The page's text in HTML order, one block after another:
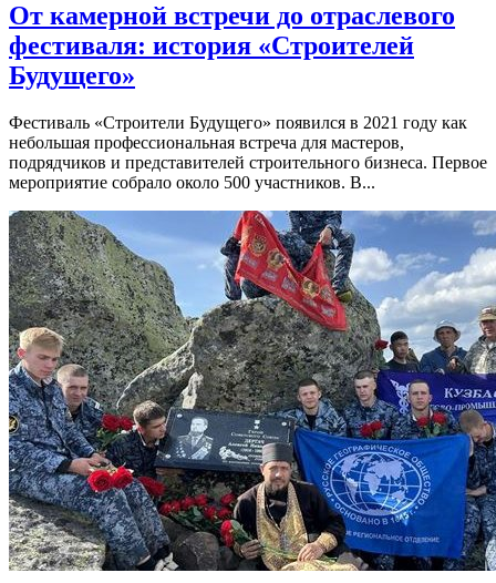
От камерной встречи до отраслевого
фестиваля: история «Строителей
Будущего»
Фестиваль «Строители Будущего» появился в 2021 году как
небольшая профессиональная встреча для мастеров,
подрядчиков и представителей строительного бизнеса. Первое
мероприятие собрало около 500 участников. В...